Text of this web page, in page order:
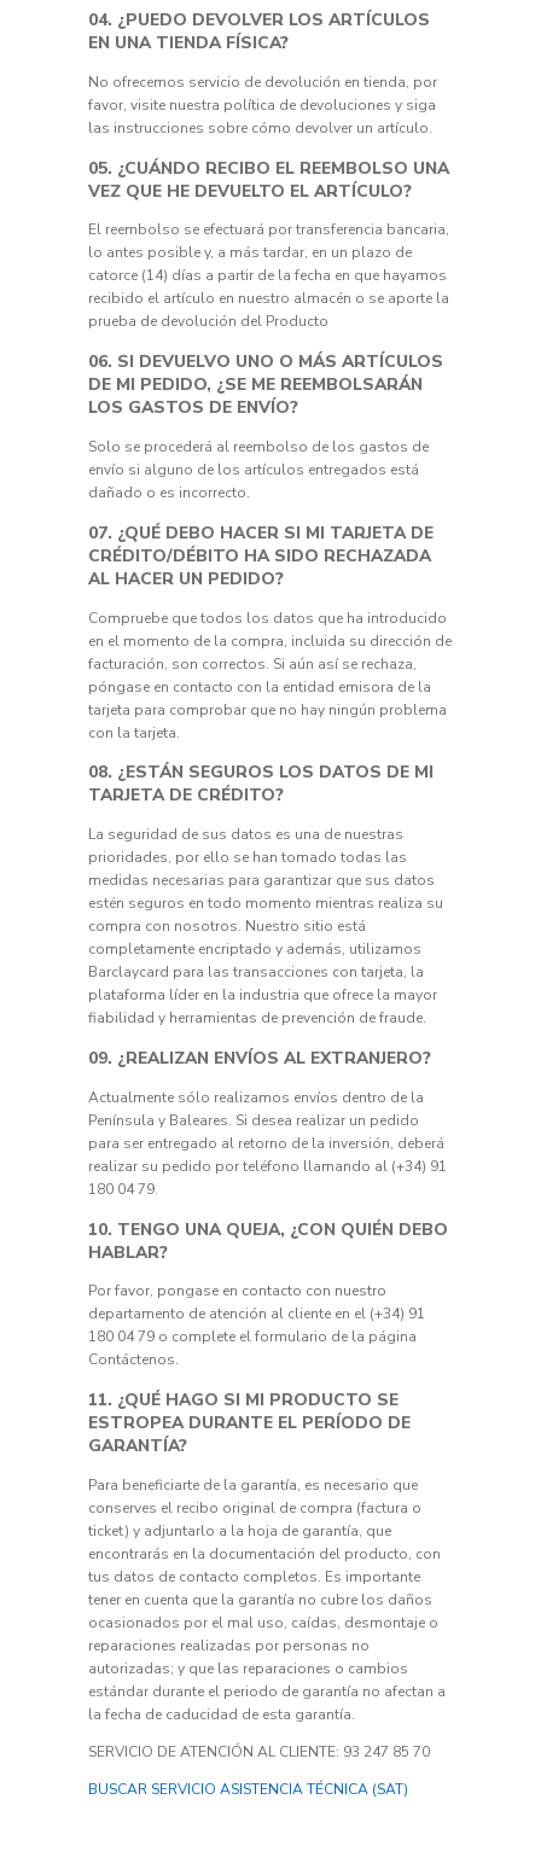
04. ¿PUEDO DEVOLVER LOS ARTÍCULOS
EN UNA TIENDA FÍSICA?
No ofrecemos servicio de devolución en tienda, por
favor, visite nuestra política de devoluciones y siga
las instrucciones sobre cómo devolver un artículo.
05. ¿CUÁNDO RECIBO EL REEMBOLSO UNA
VEZ QUE HE DEVUELTO EL ARTÍCULO?
El reembolso se efectuará por transferencia bancaria,
lo antes posible y, a más tardar, en un plazo de
catorce (14) días a partir de la fecha en que hayamos
recibido el artículo en nuestro almacén o se aporte la
prueba de devolución del Producto
06. SI DEVUELVO UNO O MÁS ARTÍCULOS
DE MI PEDIDO, ¿SE ME REEMBOLSARÁN
LOS GASTOS DE ENVÍO?
Solo se procederá al reembolso de los gastos de
envío si alguno de los artículos entregados está
dañado o es incorrecto.
07. ¿QUÉ DEBO HACER SI MI TARJETA DE
CRÉDITO/DÉBITO HA SIDO RECHAZADA
AL HACER UN PEDIDO?
Compruebe que todos los datos que ha introducido
en el momento de la compra, incluida su dirección de
facturación, son correctos. Si aún así se rechaza,
póngase en contacto con la entidad emisora de la
tarjeta para comprobar que no hay ningún problema
con la tarjeta.
08. ¿ESTÁN SEGUROS LOS DATOS DE MI
TARJETA DE CRÉDITO?
La seguridad de sus datos es una de nuestras
prioridades, por ello se han tomado todas las
medidas necesarias para garantizar que sus datos
estén seguros en todo momento mientras realiza su
compra con nosotros. Nuestro sitio está
completamente encriptado y además, utilizamos
Barclaycard para las transacciones con tarjeta, la
plataforma líder en la industria que ofrece la mayor
fiabilidad y herramientas de prevención de fraude.
09. ¿REALIZAN ENVÍOS AL EXTRANJERO?
Actualmente sólo realizamos envíos dentro de la
Península y Baleares. Si desea realizar un pedido
para ser entregado al retorno de la inversión, deberá
realizar su pedido por teléfono llamando al (+34) 91
180 04 79.
10. TENGO UNA QUEJA, ¿CON QUIÉN DEBO
HABLAR?
Por favor, pongase en contacto con nuestro
departamento de atención al cliente en el (+34) 91
180 04 79 o complete el formulario de la página
Contáctenos.
11. ¿QUÉ HAGO SI MI PRODUCTO SE
ESTROPEA DURANTE EL PERÍODO DE
GARANTÍA?
Para beneficiarte de la garantía, es necesario que
conserves el recibo original de compra (factura o
ticket) y adjuntarlo a la hoja de garantía, que
encontrarás en la documentación del producto, con
tus datos de contacto completos. Es importante
tener en cuenta que la garantía no cubre los daños
ocasionados por el mal uso, caídas, desmontaje o
reparaciones realizadas por personas no
autorizadas; y que las reparaciones o cambios
estándar durante el periodo de garantía no afectan a
la fecha de caducidad de esta garantía.
SERVICIO DE ATENCIÓN AL CLIENTE: 93 247 85 70
BUSCAR SERVICIO ASISTENCIA TÉCNICA (SAT)